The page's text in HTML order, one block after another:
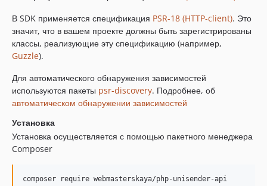
В SDK применяется спецификация PSR-18 (HTTP-client). Это
значит, что в вашем проекте должны быть зарегистрированы
классы, реализующие эту спецификацию (например,
Guzzle).
Для автоматического обнаружения зависимостей
используются пакеты psr-discovery. Подробнее, об
автоматическом обнаружении зависимостей
Установка
Установка осуществляется с помощью пакетного менеджера
Composer
composer require webmasterskaya/php-unisender-api